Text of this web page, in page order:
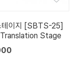
테이지 [SBTS-25]
Stage